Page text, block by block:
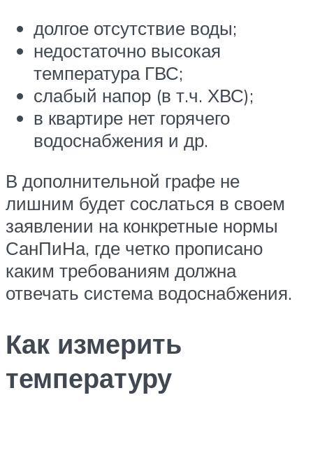
долгое отсутствие воды;
недостаточно высокая
температура ГВС;
слабый напор (в т.ч. ХВС);
в квартире нет горячего
водоснабжения и др.
В дополнительной графе не
лишним будет сослаться в своем
заявлении на конкретные нормы
СанПиНа, где четко прописано
каким требованиям должна
отвечать система водоснабжения.
Как измерить
температуру